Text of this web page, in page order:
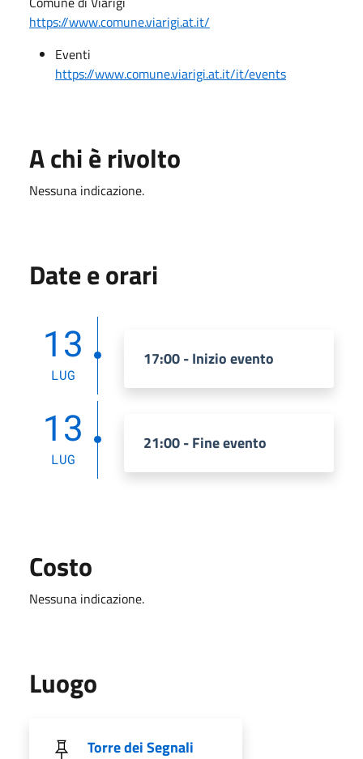
https://www.comune.viarigi.at.it/
Eventi
https://www.comune.viarigi.at.it/it/events
A chi è rivolto
Nessuna indicazione.
Date e orari
13
LUG
17:00 - Inizio evento
13
LUG
21:00 - Fine evento
Costo
Nessuna indicazione.
Luogo
Torre dei Segnali